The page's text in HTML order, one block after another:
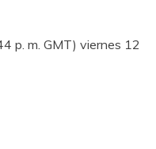
p. m. GMT) viernes 12